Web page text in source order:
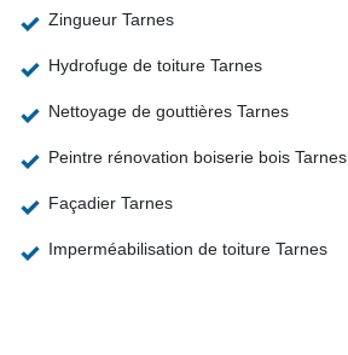
Zingueur Tarnes
Hydrofuge de toiture Tarnes
Nettoyage de gouttières Tarnes
Peintre rénovation boiserie bois Tarnes
Façadier Tarnes
Imperméabilisation de toiture Tarnes